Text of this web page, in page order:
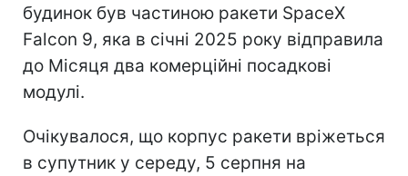
будинок був частиною ракети SpaceX
Falcon 9, яка в січні 2025 року відправила
до Місяця два комерційні посадкові
модулі.
Очікувалося, що корпус ракети вріжеться
в супутник у середу, 5 серпня на